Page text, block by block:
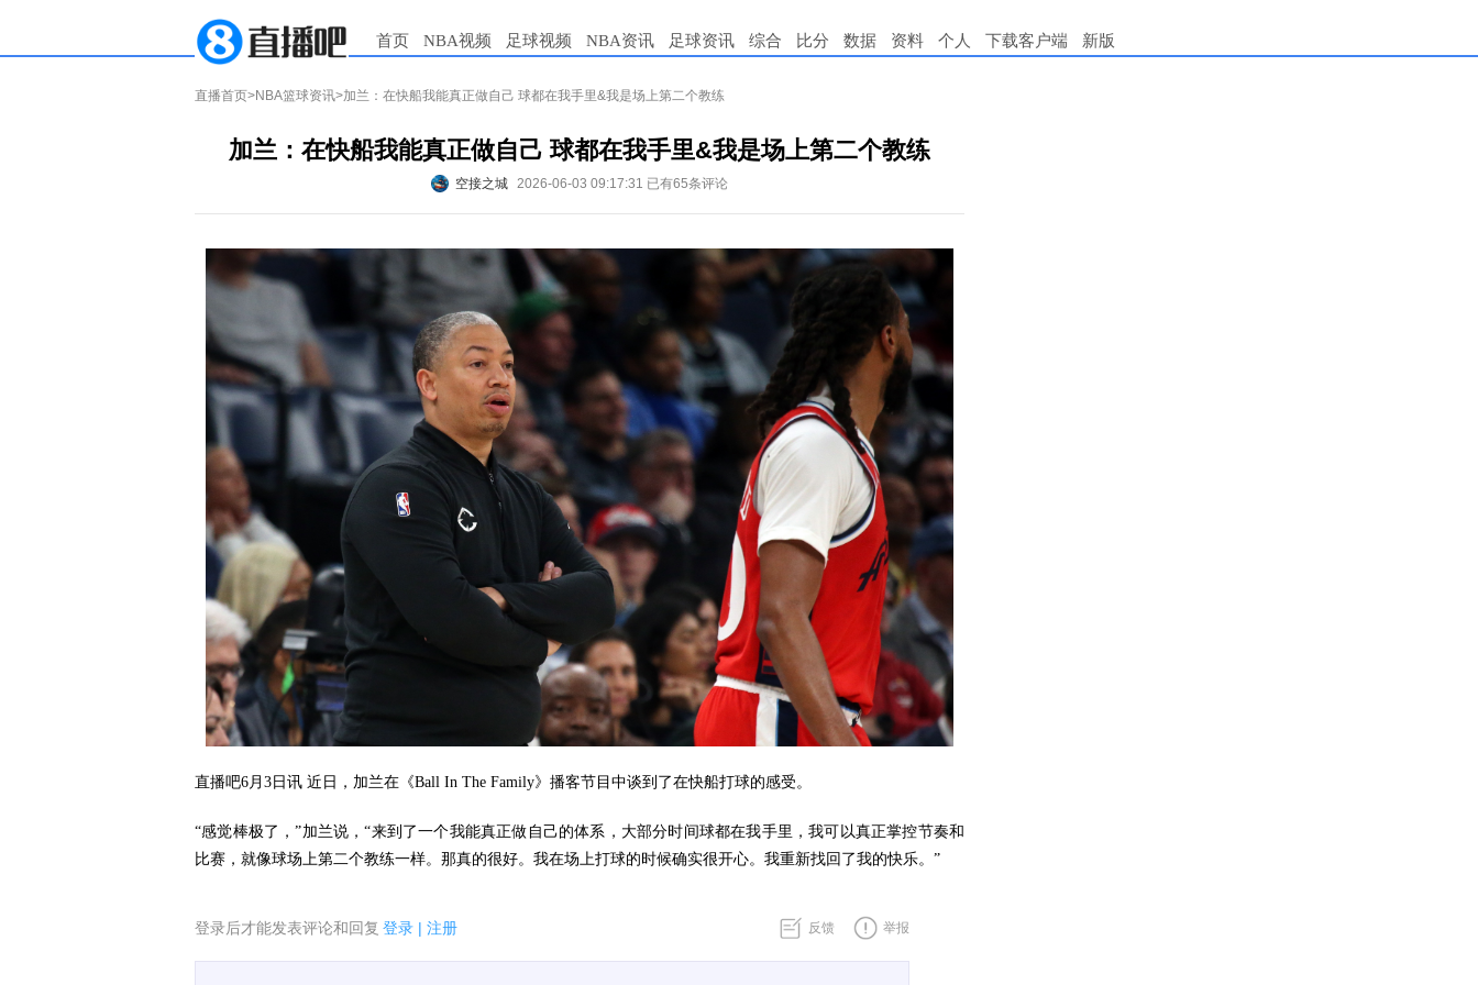
首页 NBA视频 足球视频 NBA资讯 足球资讯 综合 比分 数据 资料 个人 下载客户端 新版
直播首页>NBA篮球资讯>加兰：在快船我能真正做自己 球都在我手里&我是场上第二个教练
加兰：在快船我能真正做自己 球都在我手里&我是场上第二个教练
空接之城 2026-06-03 09:17:31 已有65条评论
直播吧6月3日讯 近日，加兰在《Ball In The Family》播客节目中谈到了在快船打球的感受。
“感觉棒极了，”加兰说，“来到了一个我能真正做自己的体系，大部分时间球都在我手里，我可以真正掌控节奏和
比赛，就像球场上第二个教练一样。那真的很好。我在场上打球的时候确实很开心。我重新找回了我的快乐。”
登录后才能发表评论和回复 登录 | 注册 反馈 举报